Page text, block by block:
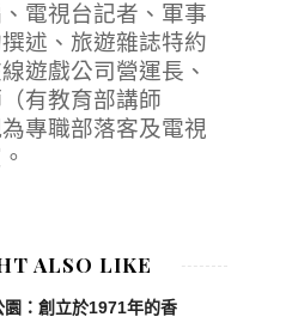
電視台記者、軍事
述、旅遊雜誌特約
遊戲公司營運長、
有教育部講師
專職部落客及電視
ALSO LIKE
園：創立於1971年的香